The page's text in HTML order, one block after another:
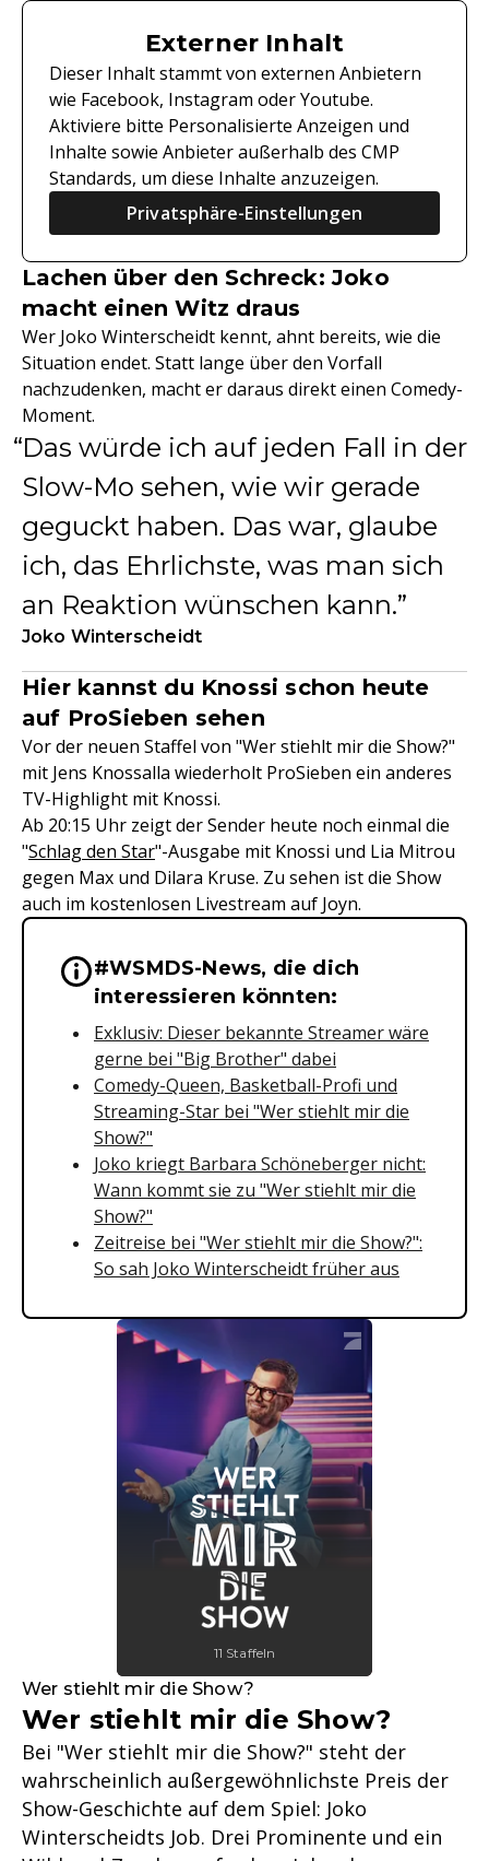
Externer Inhalt
Dieser Inhalt stammt von externen Anbietern
wie Facebook, Instagram oder Youtube.
Aktiviere bitte Personalisierte Anzeigen und
Inhalte sowie Anbieter außerhalb des CMP
Standards, um diese Inhalte anzuzeigen.
Privatsphäre-Einstellungen
Lachen über den Schreck: Joko
macht einen Witz draus
Wer Joko Winterscheidt kennt, ahnt bereits, wie die
Situation endet. Statt lange über den Vorfall
nachzudenken, macht er daraus direkt einen Comedy-
Moment.
Das würde ich auf jeden Fall in der
Slow-Mo sehen, wie wir gerade
geguckt haben. Das war, glaube
ich, das Ehrlichste, was man sich
an Reaktion wünschen kann.
Joko Winterscheidt
Hier kannst du Knossi schon heute
auf ProSieben sehen
Vor der neuen Staffel von "Wer stiehlt mir die Show?"
mit Jens Knossalla wiederholt ProSieben ein anderes
TV-Highlight mit Knossi.
Ab 20:15 Uhr zeigt der Sender heute noch einmal die
"Schlag den Star"-Ausgabe mit Knossi und Lia Mitrou
gegen Max und Dilara Kruse. Zu sehen ist die Show
auch im kostenlosen Livestream auf Joyn.
Wichtige Hinweise &
#WSMDS-News, die dich
interessieren könnten:
Exklusiv: Dieser bekannte Streamer wäre
gerne bei "Big Brother" dabei
Comedy-Queen, Basketball-Profi und
Streaming-Star bei "Wer stiehlt mir die
Show?"
Joko kriegt Barbara Schöneberger nicht:
Wann kommt sie zu "Wer stiehlt mir die
Show?"
Zeitreise bei "Wer stiehlt mir die Show?":
So sah Joko Winterscheidt früher aus
11 Staffeln
Wer stiehlt mir die Show?
Wer stiehlt mir die Show?
Bei "Wer stiehlt mir die Show?" steht der
wahrscheinlich außergewöhnlichste Preis der
Show-Geschichte auf dem Spiel: Joko
Winterscheidts Job. Drei Prominente und ein